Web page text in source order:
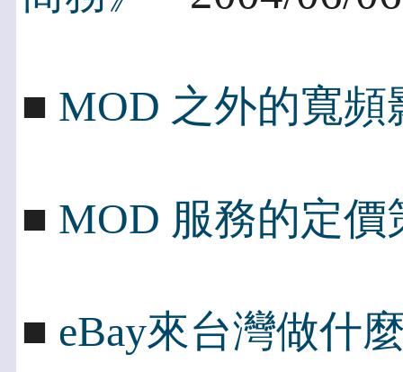
■ MOD 之外的寬頻
■ MOD 服務的定價
■ eBay來台灣做什